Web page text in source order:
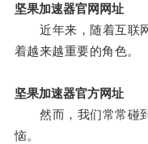
坚果加速器官网网址
近年来，随着互联网
着越来越重要的角色。
坚果加速器官方网址
然而，我们常常碰到
恼。